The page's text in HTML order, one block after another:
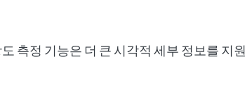
측정 기능은 더 큰 시각적 세부 정보를 지원